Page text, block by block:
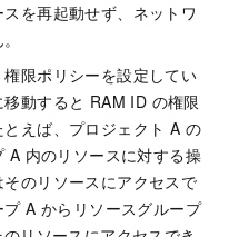
を再起動せず、ネットワ
限ポリシーを設定してい
動すると RAM ID の権限
えば、プロジェクト A の
A 内のリソースに対する操
のリソースにアクセスで
A からリソースグループ